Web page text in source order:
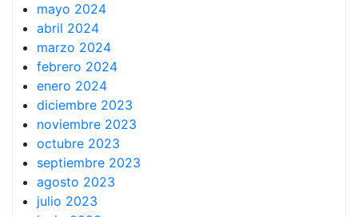
mayo 2024
abril 2024
marzo 2024
febrero 2024
enero 2024
diciembre 2023
noviembre 2023
octubre 2023
septiembre 2023
agosto 2023
julio 2023